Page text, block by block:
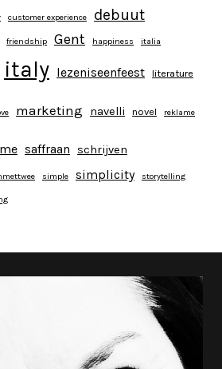
customer experience debuut
friendship Gent happiness italia
italy lezeniseenfeest literature
marketing navelli novel reklame
saffraan schrijven
simple simplicity storytelling